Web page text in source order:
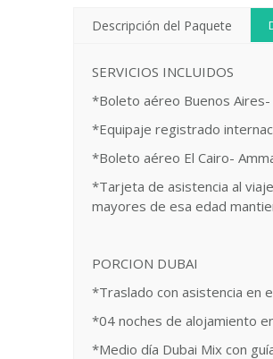
Descripción del Paquete
SERVICIOS INCLUIDOS
*Boleto aéreo Buenos Aires-
*Equipaje registrado
*Boleto aéreo El Cairo-
*Tarjeta de asistencia al
mayores de esa edad
PORCION DUBAI
*Traslado con asistencia en
*04 noches de alojamiento
*Medio día Dubai Mix con